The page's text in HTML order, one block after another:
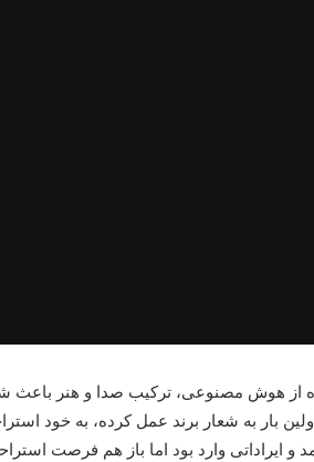
از هوش مصنوعی، ترکیب صدا و هنر باعث
بار به شعار برند عمل کرده، به خود
و ایراداتی وارد بود اما باز هم فرصت